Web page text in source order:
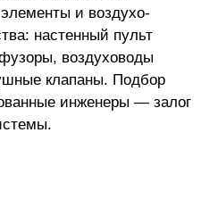
и воздухо-
настенный пульт
воздуховоды
клапаны. Подбор
инженеры — залог